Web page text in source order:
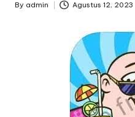
Posted
By admin Agustus 12, 2023